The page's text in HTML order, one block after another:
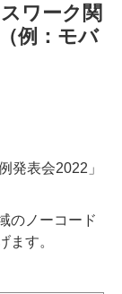
ワーク関
例：モバ
発表会2022」
のノーコード
ます。